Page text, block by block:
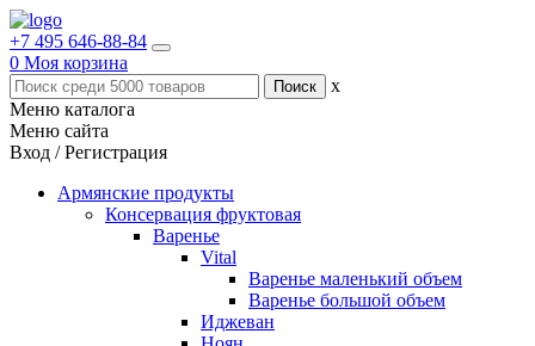
+7 495 646-88-84
0 Моя корзина
x
Меню каталога
Меню сайта
Вход / Регистрация
Армянские продукты
Консервация фруктовая
Варенье
Vital
Варенье маленький объем
Варенье большой объем
Иджеван